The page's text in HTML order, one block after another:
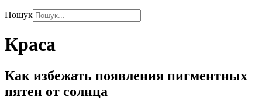
Пошук
Краса
Как избежать появления пигментных
пятен от солнца